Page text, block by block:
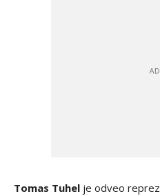
Tomas Tuhel je odveo